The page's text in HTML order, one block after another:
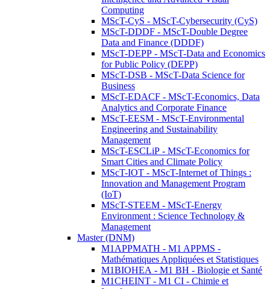
Computing
MScT-CyS - MScT-Cybersecurity (CyS)
MScT-DDDF - MScT-Double Degree
Data and Finance (DDDF)
MScT-DEPP - MScT-Data and Economics
for Public Policy (DEPP)
MScT-DSB - MScT-Data Science for
Business
MScT-EDACF - MScT-Economics, Data
Analytics and Corporate Finance
MScT-EESM - MScT-Environmental
Engineering and Sustainability
Management
MScT-ESCLiP - MScT-Economics for
Smart Cities and Climate Policy
MScT-IOT - MScT-Internet of Things :
Innovation and Management Program
(IoT)
MScT-STEEM - MScT-Energy
Environment : Science Technology &
Management
Master (DNM)
M1APPMATH - M1 APPMS -
Mathématiques Appliquées et Statistiques
M1BIOHEA - M1 BH - Biologie et Santé
M1CHEINT - M1 CI - Chimie et